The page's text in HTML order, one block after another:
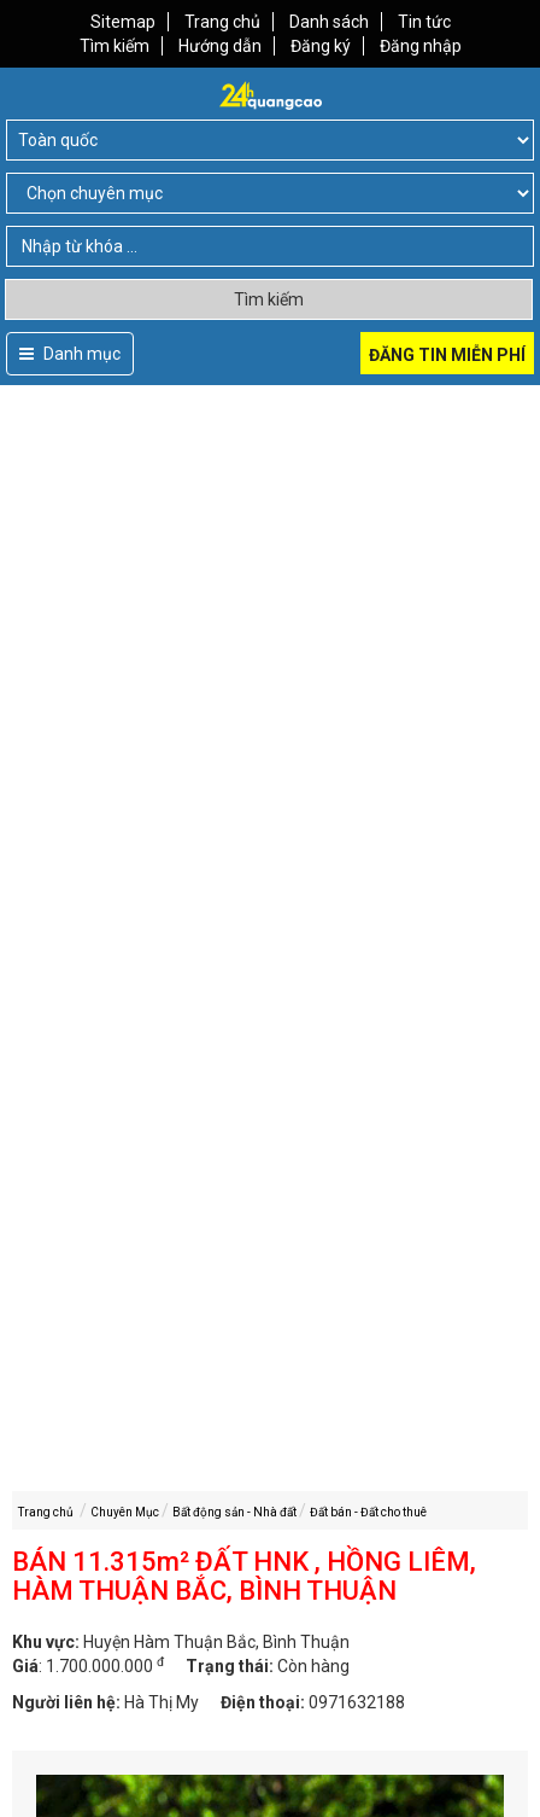
Sitemap Trang chủ Danh sách
Tin tức
Tìm kiếm
Hướng dẫn Đăng ký Đăng nhập
Tìm kiếm
Danh mục ĐĂNG TIN MIỄN PHÍ
Trang chủ Chuyên Mục Bất động sản - Nhà đất Đất bán - Đất cho thuê
BÁN 11.315m² ĐẤT HNK , HỒNG LIÊM,
HÀM THUẬN BẮC, BÌNH THUẬN
Khu vực: Huyện Hàm Thuận Bắc, Bình Thuận
Giá: 1.700.000.000 đ Trạng thái: Còn hàng
Người liên hệ: Hà Thị My Điện thoại: 0971632188